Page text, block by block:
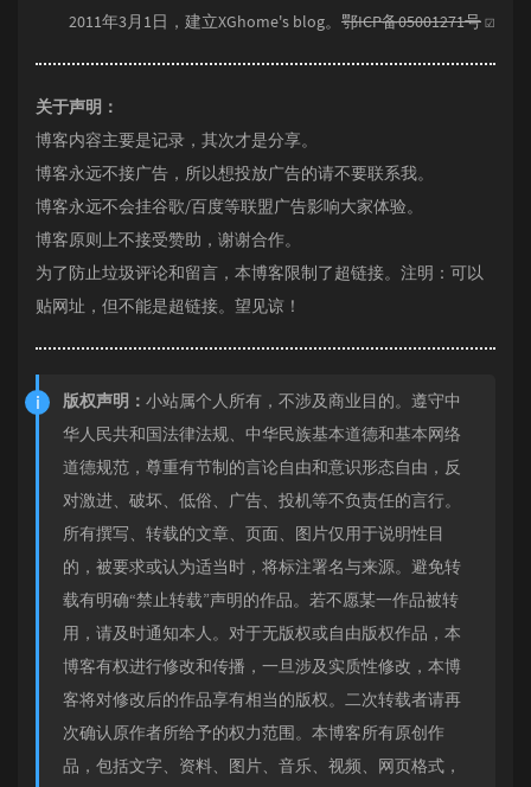
2011年3月1日，建立XGhome's blog。 鄂ICP备05001271号☑
关于声明：
博客内容主要是记录，其次才是分享。
博客永远不接广告，所以想投放广告的请不要联系我。
博客永远不会挂谷歌/百度等联盟广告影响大家体验。
博客原则上不接受赞助，谢谢合作。
为了防止垃圾评论和留言，本博客限制了超链接。注明：可以
贴网址，但不能是超链接。望见谅！
版权声明： 小站属个人所有，不涉及商业目的。遵守中
华人民共和国法律法规、中华民族基本道德和基本网络
道德规范，尊重有节制的言论自由和意识形态自由，反
对激进、破坏、低俗、广告、投机等不负责任的言行。
所有撰写、转载的文章、页面、图片仅用于说明性目
的，被要求或认为适当时，将标注署名与来源。避免转
载有明确“禁止转载”声明的作品。若不愿某一作品被转
用，请及时通知本人。对于无版权或自由版权作品，本
博客有权进行修改和传播，一旦涉及实质性修改，本博
客将对修改后的作品享有相当的版权。二次转载者请再
次确认原作者所给予的权力范围。本博客所有原创作
品，包括文字、资料、图片、音乐、视频、网页格式，